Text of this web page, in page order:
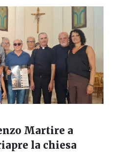
Martire a
la chiesa